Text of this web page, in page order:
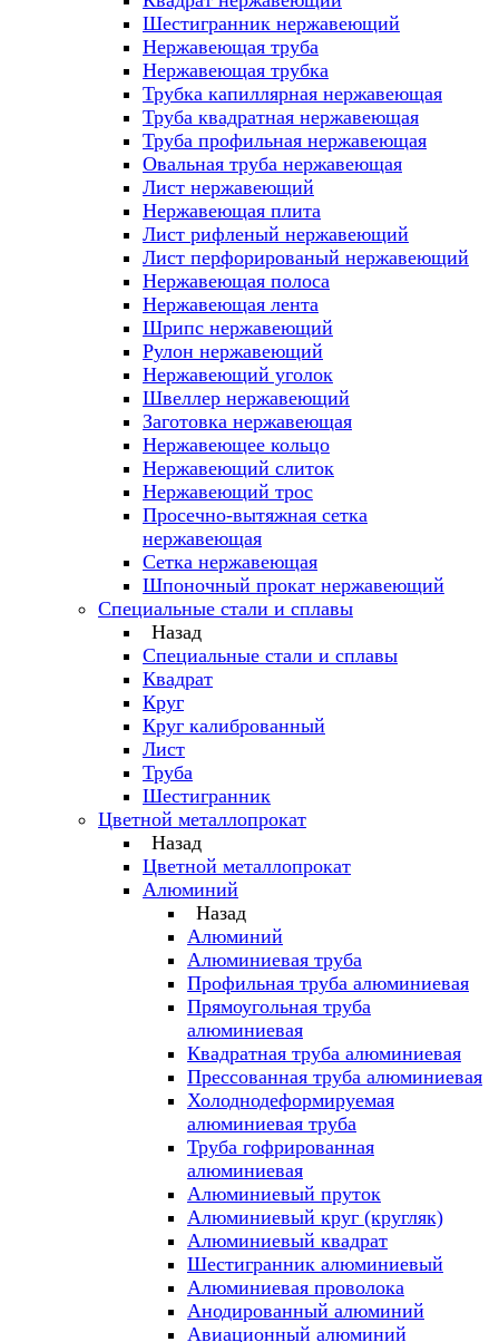
Шестигранник нержавеющий
Нержавеющая труба
Нержавеющая трубка
Трубка капиллярная нержавеющая
Труба квадратная нержавеющая
Труба профильная нержавеющая
Овальная труба нержавеющая
Лист нержавеющий
Нержавеющая плита
Лист рифленый нержавеющий
Лист перфорированый нержавеющий
Нержавеющая полоса
Нержавеющая лента
Шрипс нержавеющий
Рулон нержавеющий
Нержавеющий уголок
Швеллер нержавеющий
Заготовка нержавеющая
Нержавеющее кольцо
Нержавеющий слиток
Нержавеющий трос
Просечно-вытяжная сетка
нержавеющая
Сетка нержавеющая
Шпоночный прокат нержавеющий
Специальные стали и сплавы
Назад
Специальные стали и сплавы
Квадрат
Круг
Круг калиброванный
Лист
Труба
Шестигранник
Цветной металлопрокат
Назад
Цветной металлопрокат
Алюминий
Назад
Алюминий
Алюминиевая труба
Профильная труба алюминиевая
Прямоугольная труба
алюминиевая
Квадратная труба алюминиевая
Прессованная труба алюминиевая
Холоднодеформируемая
алюминиевая труба
Труба гофрированная
алюминиевая
Алюминиевый пруток
Алюминиевый круг (кругляк)
Алюминиевый квадрат
Шестигранник алюминиевый
Алюминиевая проволока
Анодированный алюминий
Авиационный алюминий